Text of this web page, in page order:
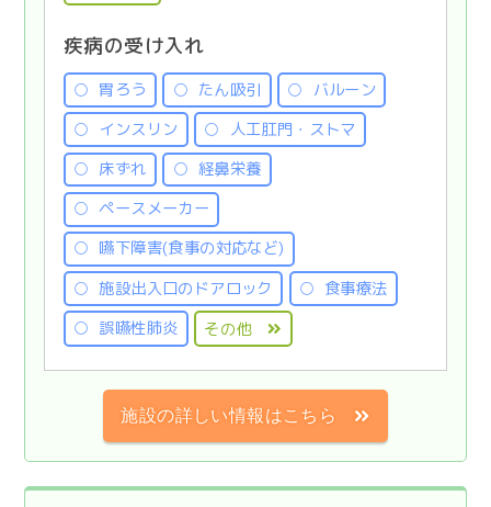
疾病の受け入れ
胃ろう たん吸引
バルーン
インスリン
人工肛門・ストマ
床ずれ
経鼻栄養
ペースメーカー
嚥下障害(食事の対応など)
施設出入口のドアロック
食事療法
誤嚥性肺炎
その他
施設の詳しい情報はこちら